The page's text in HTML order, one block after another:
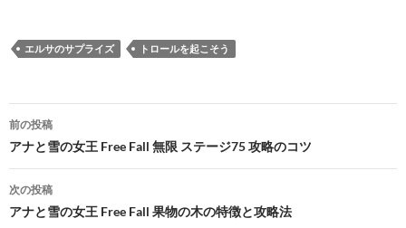
エルサのサプライズ トロールを起こそう
投
稿
ナ
ビ
前の投稿
アナと雪の女王 Free Fall 無限 ステージ75 攻略のコツ
次の投稿
アナと雪の女王 Free Fall 果物の木の特徴と攻略法